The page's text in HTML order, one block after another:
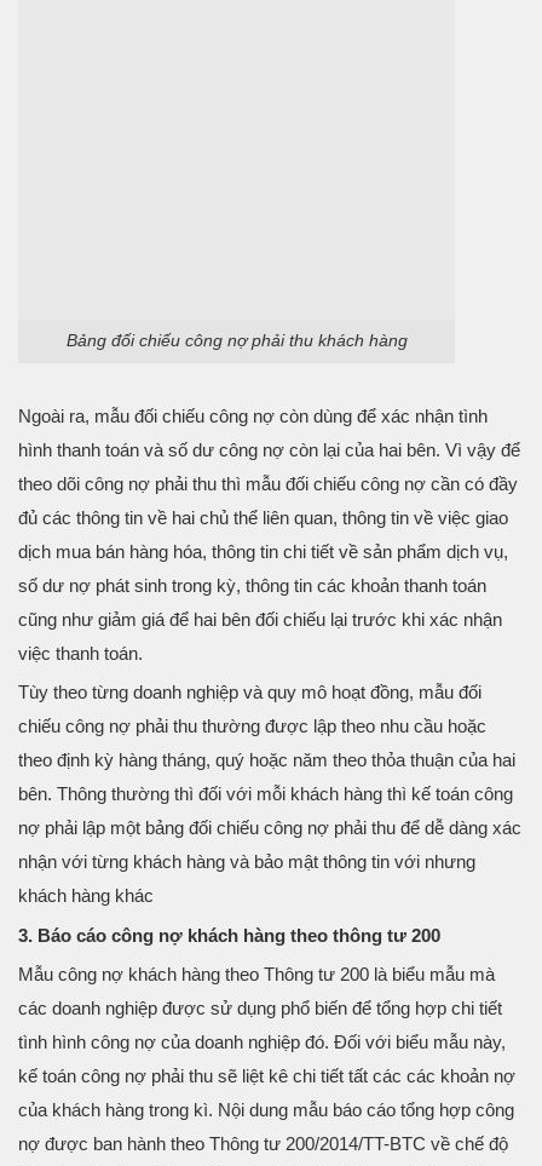
Bảng đối chiếu công nợ phải thu khách hàng
Ngoài ra, mẫu đối chiếu công nợ còn dùng để xác nhận tình
hình thanh toán và số dư công nợ còn lại của hai bên. Vì vậy để
theo dõi công nợ phải thu thì mẫu đối chiếu công nợ cần có đầy
đủ các thông tin về hai chủ thể liên quan, thông tin về việc giao
dịch mua bán hàng hóa, thông tin chi tiết về sản phẩm dịch vụ,
số dư nợ phát sinh trong kỳ, thông tin các khoản thanh toán
cũng như giảm giá để hai bên đối chiếu lại trước khi xác nhận
việc thanh toán.
Tùy theo từng doanh nghiệp và quy mô hoạt đồng, mẫu đối
chiếu công nợ phải thu thường được lập theo nhu cầu hoặc
theo định kỳ hàng tháng, quý hoặc năm theo thỏa thuận của hai
bên. Thông thường thì đối với mỗi khách hàng thì kế toán công
nợ phải lập một bảng đối chiếu công nợ phải thu để dễ dàng xác
nhận với từng khách hàng và bảo mật thông tin với nhưng
khách hàng khác
3. Báo cáo công nợ khách hàng theo thông tư 200
Mẫu công nợ khách hàng theo Thông tư 200 là biểu mẫu mà
các doanh nghiệp được sử dụng phổ biến để tổng hợp chi tiết
tình hình công nợ của doanh nghiệp đó. Đối với biểu mẫu này,
kế toán công nợ phải thu sẽ liệt kê chi tiết tất các các khoản nợ
của khách hàng trong kì. Nội dung mẫu báo cáo tổng hợp công
nợ được ban hành theo Thông tư 200/2014/TT-BTC về chế độ